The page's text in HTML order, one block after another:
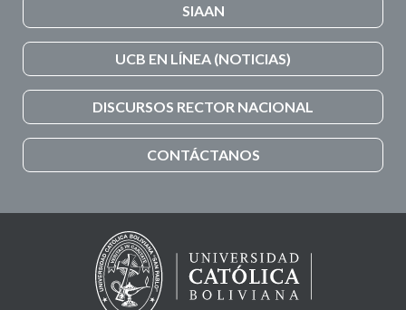
SIAAN
UCB EN LÍNEA (NOTICIAS)
DISCURSOS RECTOR NACIONAL
CONTÁCTANOS